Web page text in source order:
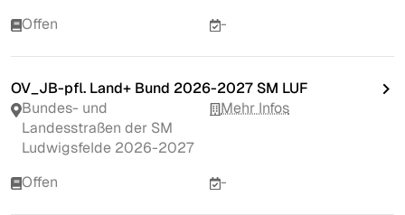
Offen -
OV_JB-pfl. Land+ Bund 2026-2027 SM LUF
Bundes- und
Landesstraßen der SM
Ludwigsfelde 2026-2027
Mehr Infos
Offen -